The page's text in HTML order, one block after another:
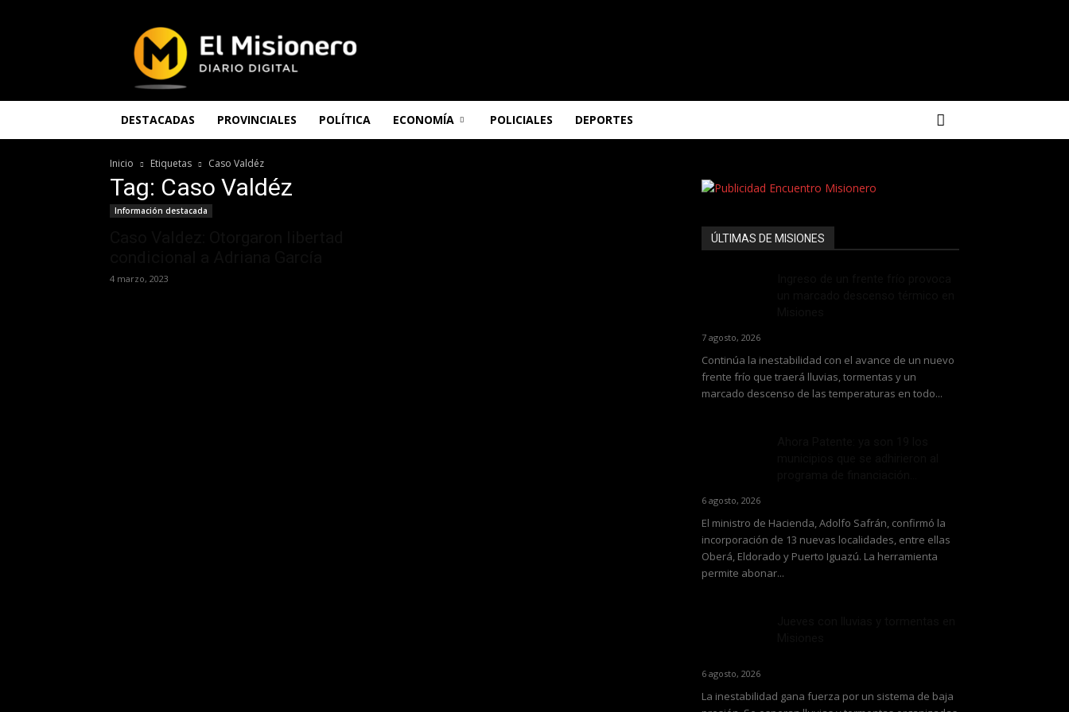
Misionero
DESTACADAS PROVINCIALES POLÍTICA ECONOMÍA POLICIALES DEPORTES
Inicio Etiquetas Caso Valdéz
Tag: Caso Valdéz
Información destacada
4 marzo, 2023
ÚLTIMAS DE MISIONES
7 agosto, 2026
Continúa la inestabilidad con el avance de un nuevo
frente frío que traerá lluvias, tormentas y un
marcado descenso de las temperaturas en todo...
6 agosto, 2026
El ministro de Hacienda, Adolfo Safrán, confirmó la
incorporación de 13 nuevas localidades, entre ellas
Oberá, Eldorado y Puerto Iguazú. La herramienta
permite abonar...
6 agosto, 2026
La inestabilidad gana fuerza por un sistema de baja